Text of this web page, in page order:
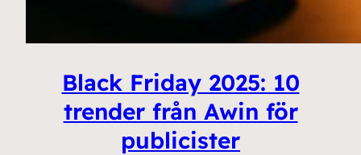
Black Friday 2025: 10
trender från Awin för
publicister